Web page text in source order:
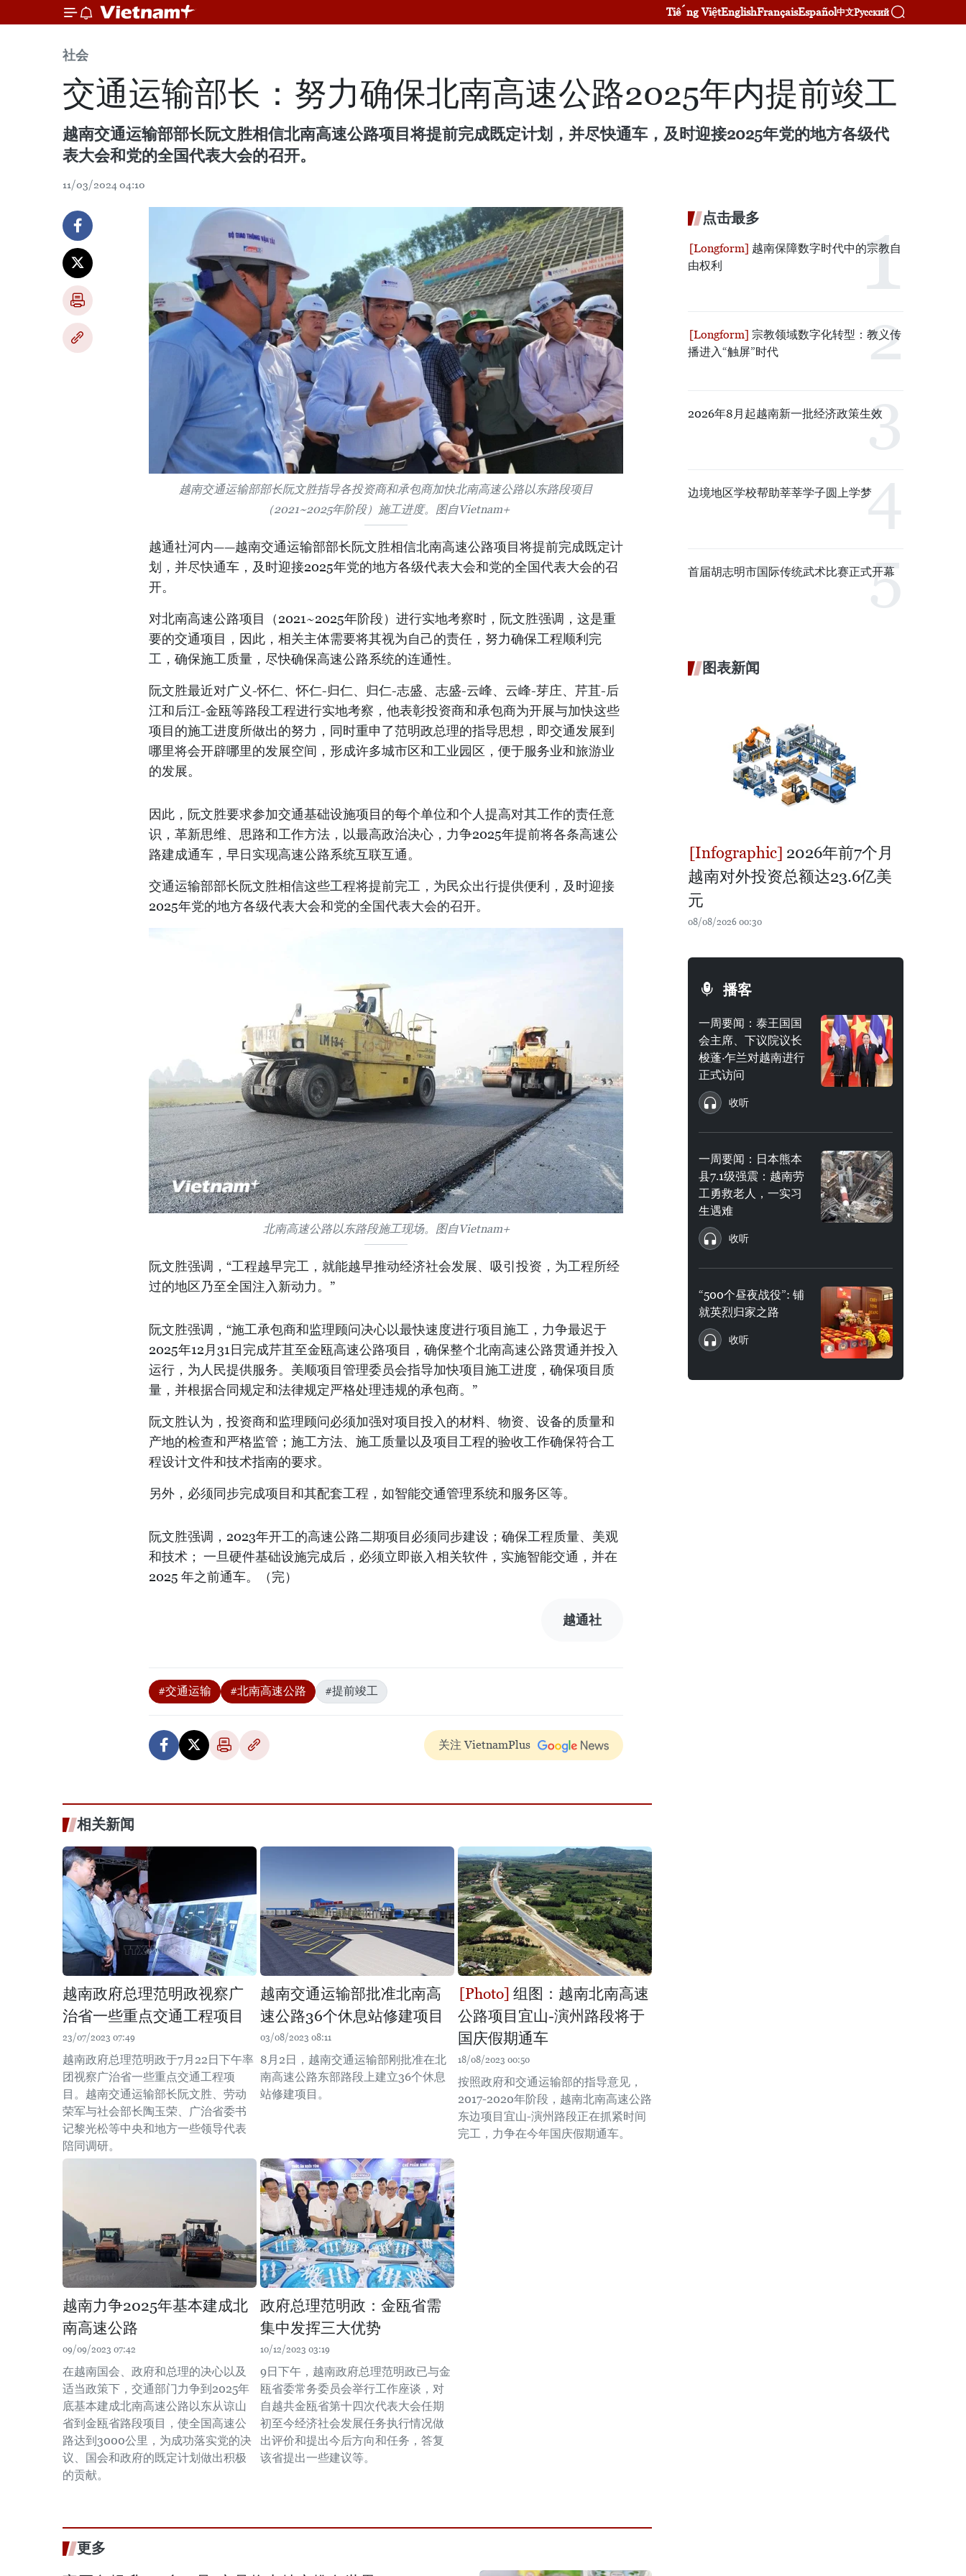
Tiếng ViệtEnglishFrançaisEspañol中文Русский
社会
交通运输部长：努力确保北南高速公路2025年内提前竣工
越南交通运输部部长阮文胜相信北南高速公路项目将提前完成既定计划，并尽快通车，及时迎接2025年党的地方各级代
表大会和党的全国代表大会的召开。
11/03/2024 04:10
越南交通运输部部长阮文胜指导各投资商和承包商加快北南高速公路以东路段项目
（2021~2025年阶段）施工进度。图自Vietnam+
越通社河内——越南交通运输部部长阮文胜相信北南高速公路项目将提前完成既定计
划，并尽快通车，及时迎接2025年党的地方各级代表大会和党的全国代表大会的召
开。
对北南高速公路项目（2021~2025年阶段）进行实地考察时，阮文胜强调，这是重
要的交通项目，因此，相关主体需要将其视为自己的责任，努力确保工程顺利完
工，确保施工质量，尽快确保高速公路系统的连通性。
阮文胜最近对广义-怀仁、怀仁-归仁、归仁-志盛、志盛-云峰、云峰-芽庄、芹苴-后
江和后江-金瓯等路段工程进行实地考察，他表彰投资商和承包商为开展与加快这些
项目的施工进度所做出的努力，同时重申了范明政总理的指导思想，即交通发展到
哪里将会开辟哪里的发展空间，形成许多城市区和工业园区，便于服务业和旅游业
的发展。
因此，阮文胜要求参加交通基础设施项目的每个单位和个人提高对其工作的责任意
识，革新思维、思路和工作方法，以最高政治决心，力争2025年提前将各条高速公
路建成通车，早日实现高速公路系统互联互通。
交通运输部部长阮文胜相信这些工程将提前完工，为民众出行提供便利，及时迎接
2025年党的地方各级代表大会和党的全国代表大会的召开。
北南高速公路以东路段施工现场。图自Vietnam+
阮文胜强调，“工程越早完工，就能越早推动经济社会发展、吸引投资，为工程所经
过的地区乃至全国注入新动力。”
阮文胜强调，“施工承包商和监理顾问决心以最快速度进行项目施工，力争最迟于
2025年12月31日完成芹苴至金瓯高速公路项目，确保整个北南高速公路贯通并投入
运行，为人民提供服务。美顺项目管理委员会指导加快项目施工进度，确保项目质
量，并根据合同规定和法律规定严格处理违规的承包商。”
阮文胜认为，投资商和监理顾问必须加强对项目投入的材料、物资、设备的质量和
产地的检查和严格监管；施工方法、施工质量以及项目工程的验收工作确保符合工
程设计文件和技术指南的要求。
另外，必须同步完成项目和其配套工程，如智能交通管理系统和服务区等。
阮文胜强调，2023年开工的高速公路二期项目必须同步建设；确保工程质量、美观
和技术； 一旦硬件基础设施完成后，必须立即嵌入相关软件，实施智能交通，并在
2025 年之前通车。（完）
越通社
#交通运输 #北南高速公路 #提前竣工
关注 VietnamPlus
相关新闻
越南政府总理范明政视察广
治省一些重点交通工程项目
23/07/2023 07:49
越南政府总理范明政于7月22日下午率
团视察广治省一些重点交通工程项
目。越南交通运输部长阮文胜、劳动
荣军与社会部长陶玉荣、广治省委书
记黎光松等中央和地方一些领导代表
陪同调研。
越南交通运输部批准北南高
速公路36个休息站修建项目
03/08/2023 08:11
8月2日，越南交通运输部刚批准在北
南高速公路东部路段上建立36个休息
站修建项目。
组图：越南北南高速
公路项目宜山-演州路段将于
国庆假期通车
18/08/2023 00:50
按照政府和交通运输部的指导意见，
2017-2020年阶段，越南北南高速公路
东边项目宜山-演州路段正在抓紧时间
完工，力争在今年国庆假期通车。
越南力争2025年基本建成北
南高速公路
09/09/2023 07:42
在越南国会、政府和总理的决心以及
适当政策下，交通部门力争到2025年
底基本建成北南高速公路以东从谅山
省到金瓯省路段项目，使全国高速公
路达到3000公里，为成功落实党的决
议、国会和政府的既定计划做出积极
的贡献。
政府总理范明政：金瓯省需
集中发挥三大优势
10/12/2023 03:19
9日下午，越南政府总理范明政已与金
瓯省委常务委员会举行工作座谈，对
自越共金瓯省第十四次代表大会任期
初至今经济社会发展任务执行情况做
出评价和提出今后方向和任务，答复
该省提出一些建议等。
更多
点击最多
越南保障数字时代中的宗教自
由权利
宗教领域数字化转型：教义传
播进入“触屏”时代
2026年8月起越南新一批经济政策生效
边境地区学校帮助莘莘学子圆上学梦
首届胡志明市国际传统武术比赛正式开幕
图表新闻
2026年前7个月
越南对外投资总额达23.6亿美
元
08/08/2026 00:30
播客
一周要闻：泰王国国
会主席、下议院议长
梭蓬·乍兰对越南进行
正式访问
收听
一周要闻：日本熊本
县7.1级强震：越南劳
工勇救老人，一实习
生遇难
收听
“500个昼夜战役”: 铺
就英烈归家之路
收听